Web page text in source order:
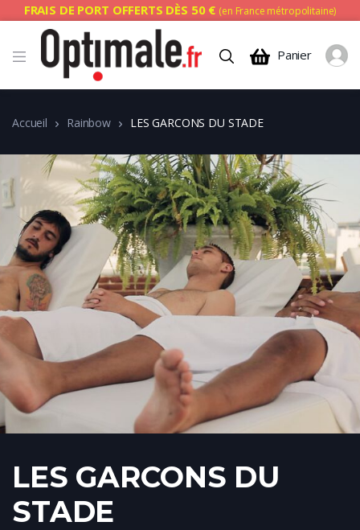
FRAIS DE PORT OFFERTS DÈS 50 € (en France métropolitaine)
Panier
Accueil Rainbow LES GARCONS DU STADE
LES GARCONS DU
STADE